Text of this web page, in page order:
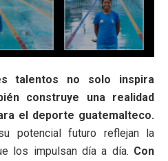
talentos no solo inspira
construye una realidad
el deporte guatemalteco.
potencial futuro reflejan la
los impulsan día a día. Con